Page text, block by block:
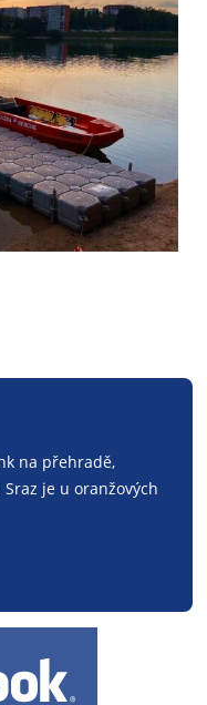
na přehradě,
je u oranžových